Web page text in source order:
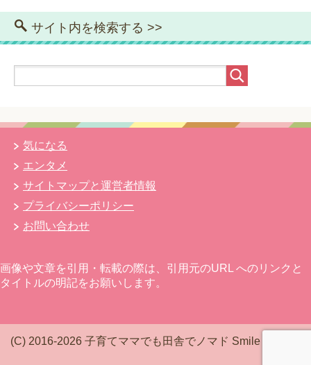
サイト内を検索する >>
気になる
エンタメ
サイトマップと運営者情報
プライバシーポリシー
お問い合わせ
画像や文章を引用・転載の際は、引用元のURL へのリンクと
タイトルの明記をお願いします。
(C) 2016-2026 子育てママでも田舎でノマド Smile Mam*